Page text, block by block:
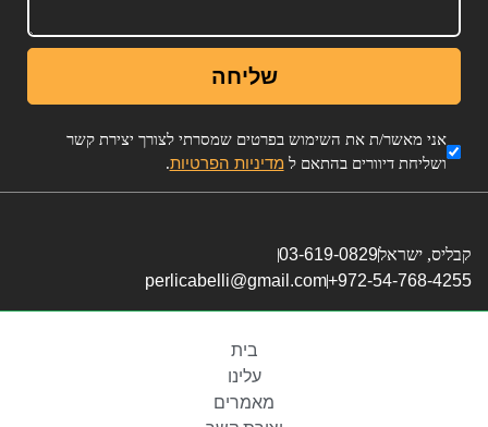
אני מאשר/ת את השימוש בפרטים שמסרתי לצורך יצירת קשר
ושליחת דיוורים בהתאם ל מדיניות הפרטיות.
שליחה
קבליס, ישראל03-619-0829
972-54-768-4255+
perlicabelli@gmail.com
בית
עלינו
מאמרים